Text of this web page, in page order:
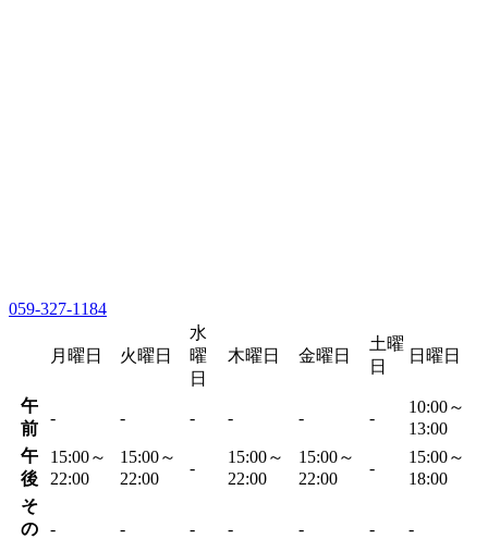
059-327-1184
月曜日 火曜日
水
曜
日
木曜日 金曜日
土曜
日
日曜日
午
前
- - - - - -
10:00～
13:00
午
後
15:00～
22:00
15:00～
22:00
-
15:00～
22:00
15:00～
22:00
-
15:00～
18:00
そ
の
- - - - - - -